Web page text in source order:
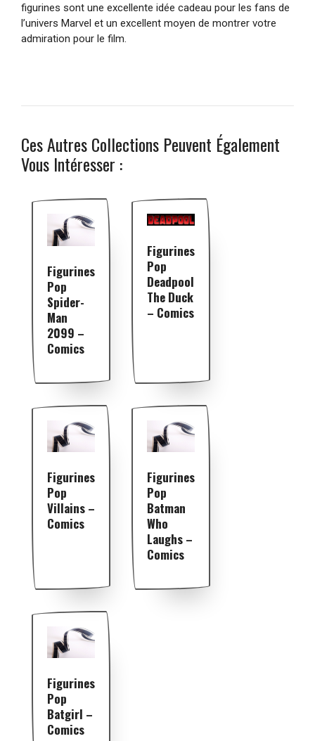
figurines sont une excellente idée cadeau pour les fans de
l’univers Marvel et un excellent moyen de montrer votre
admiration pour le film.
Ces Autres Collections Peuvent Également
Vous Intéresser :
Figurines
Pop
Spider-
Man
2099 –
Comics
Figurines
Pop
Deadpool
The Duck
– Comics
Figurines
Pop
Villains –
Comics
Figurines
Pop
Batman
Who
Laughs –
Comics
Figurines
Pop
Batgirl –
Comics